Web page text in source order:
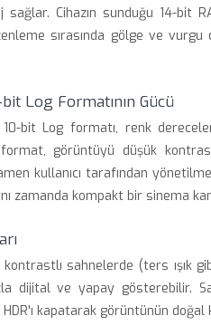
sağlar. Cihazın sunduğu 14-
sırasında gölge ve
Log Formatının Gücü
bit Log formatı, renk
görüntüyü düşük
kullanıcı tarafından
zamanda kompakt bir sinema
sahnelerde (ters ışık
dijital ve yapay gösterebilir.
kapatarak görüntünün doğal